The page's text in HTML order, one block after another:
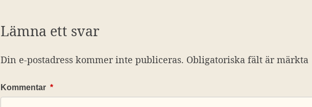
Lämna ett svar
Din e-postadress kommer inte publiceras. Obligatoriska fält är märkta
Kommentar *